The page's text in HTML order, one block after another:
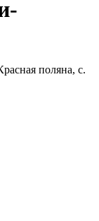
поляна, с.